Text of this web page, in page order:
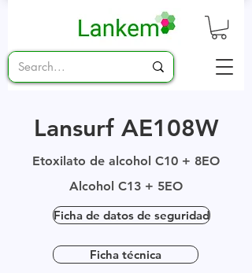
Lansurf AE108W
Etoxilato de alcohol C10 + 8EO
Alcohol C13 + 5EO
Ficha de datos de seguridad
Ficha técnica